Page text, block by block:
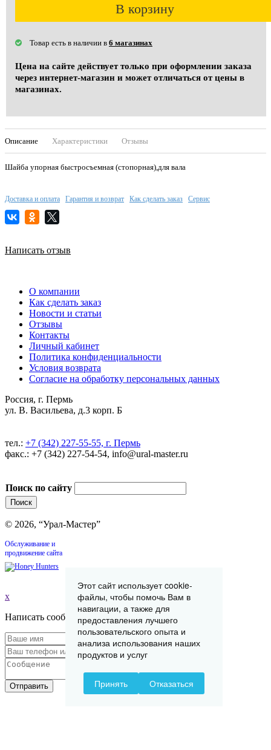
В корзину
Товар есть в наличии в 6 магазинах
Цена на сайте действует только при оформлении заказа
через интернет-магазин и может отличаться от цены в
магазинах.
Описание Характеристики Отзывы
Шайба упорная быстросъемная (стопорная),для вала
Доставка и оплата Гарантия и возврат Как сделать заказ Сервис
Написать отзыв
О компании
Как сделать заказ
Новости и статьи
Отзывы
Контакты
Личный кабинет
Политика конфиденциальности
Условия возврата
Согласие на обработку персональных данных
Россия, г. Пермь
ул. В. Васильева, д.3 корп. Б
тел.: +7 (342) 227-55-55, г. Пермь
факс.: +7 (342) 227-54-54, info@ural-master.ru
Поиск по сайту
© 2026, “Урал-Мастер”
Обслуживание и
продвижение сайта
x
Написать сообщение
Отправить
Этот сайт использует cookie-
файлы, чтобы помочь Вам в
навигации, а также для
предоставления лучшего
пользовательского опыта и
анализа использования наших
продуктов и услуг
Принять Отказаться